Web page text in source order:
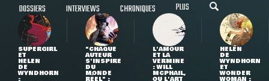
DOSSIERS INTERVIEWS CHRONIQUES PLUS
SUPERGIRL
ET
HELEN
DE
WYNDHORN
:
"CHAQUE
AUTEUR
S'INSPIRE
DU
MONDE
RÉEL" :
L'AMOUR
ET LA
VERMINE
: WILL
MCPHAIL,
OU L'ART
HELEN
DE
WYNDHORN
ET
WONDER
WOMAN :